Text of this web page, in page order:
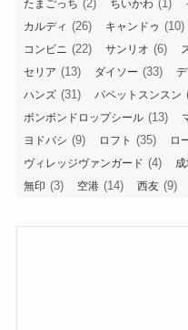
たまごっち (2) ちいかわ (1)
カルディ (26) キャンドゥ (10)
コンビニ (22) サンリオ (6)
セリア (13) ダイソー (33)
ハンズ (31) パペットスンスン
ボンボンドロップシール (13)
ヨドバシ (9) ロフト (35) ロ
ヴィレッジヴァンガード (4)
無印 (3) 空港 (14) 西友 (9)